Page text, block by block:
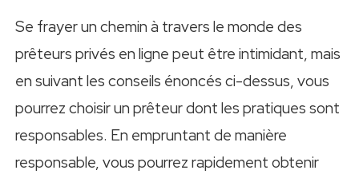
Se frayer un chemin à travers le monde des
prêteurs privés en ligne peut être intimidant, mais
en suivant les conseils énoncés ci-dessus, vous
pourrez choisir un prêteur dont les pratiques sont
responsables. En empruntant de manière
responsable, vous pourrez rapidement obtenir